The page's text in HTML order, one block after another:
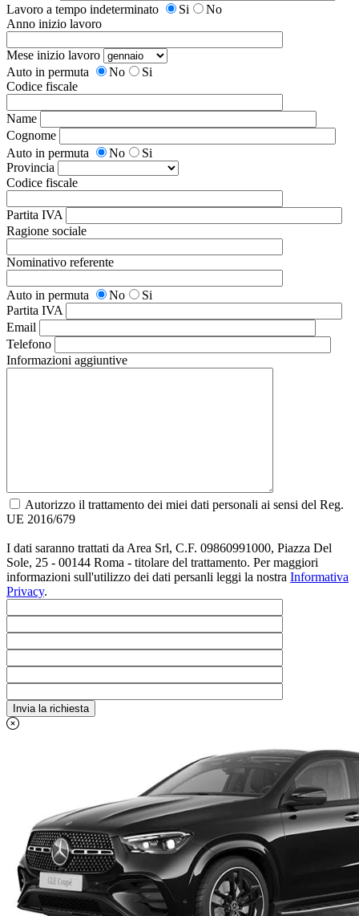
Lavoro a tempo indeterminato
Si
No
Anno inizio lavoro
Mese inizio lavoro
Auto in permuta
No
Si
Codice fiscale
Name
Cognome
Auto in permuta
No
Si
Provincia
Codice fiscale
Partita IVA
Ragione sociale
Nominativo referente
Auto in permuta No
Si
Partita IVA
Email
Telefono
Informazioni aggiuntive
Autorizzo il trattamento dei miei dati personali ai sensi del Reg.
UE 2016/679
I dati saranno trattati da Area Srl, C.F. 09860991000, Piazza Del
Sole, 25 - 00144 Roma - titolare del trattamento. Per maggiori
informazioni sull'utilizzo dei dati persanli leggi la nostra Informativa
Privacy.